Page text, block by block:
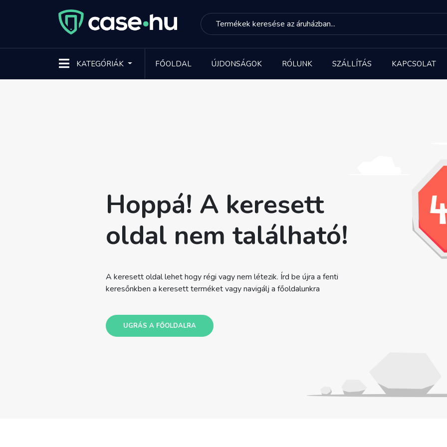
KATEGÓRIÁK FŐOLDAL ÚJDONSÁGOK RÓLUNK SZÁLLÍTÁS KAPCSOLAT
Hoppá! A keresett
oldal nem található!
A keresett oldal lehet hogy régi vagy nem létezik. Írd be újra a fenti
keresőnkben a keresett terméket vagy navigálj a főoldalunkra
UGRÁS A FŐOLDALRA